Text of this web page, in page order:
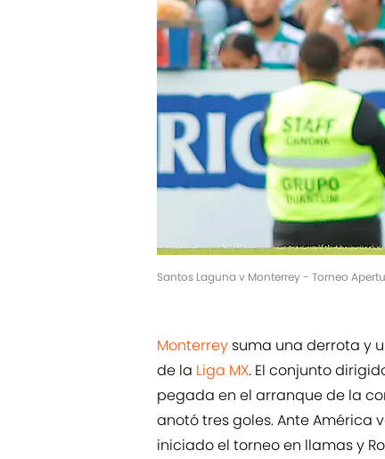
Santos Laguna v Monterrey - Torneo
Monterrey suma una derrota y
de la Liga MX. El conjunto
pegada en el arranque de la
anotó tres goles. Ante América
iniciado el torneo en llamas y